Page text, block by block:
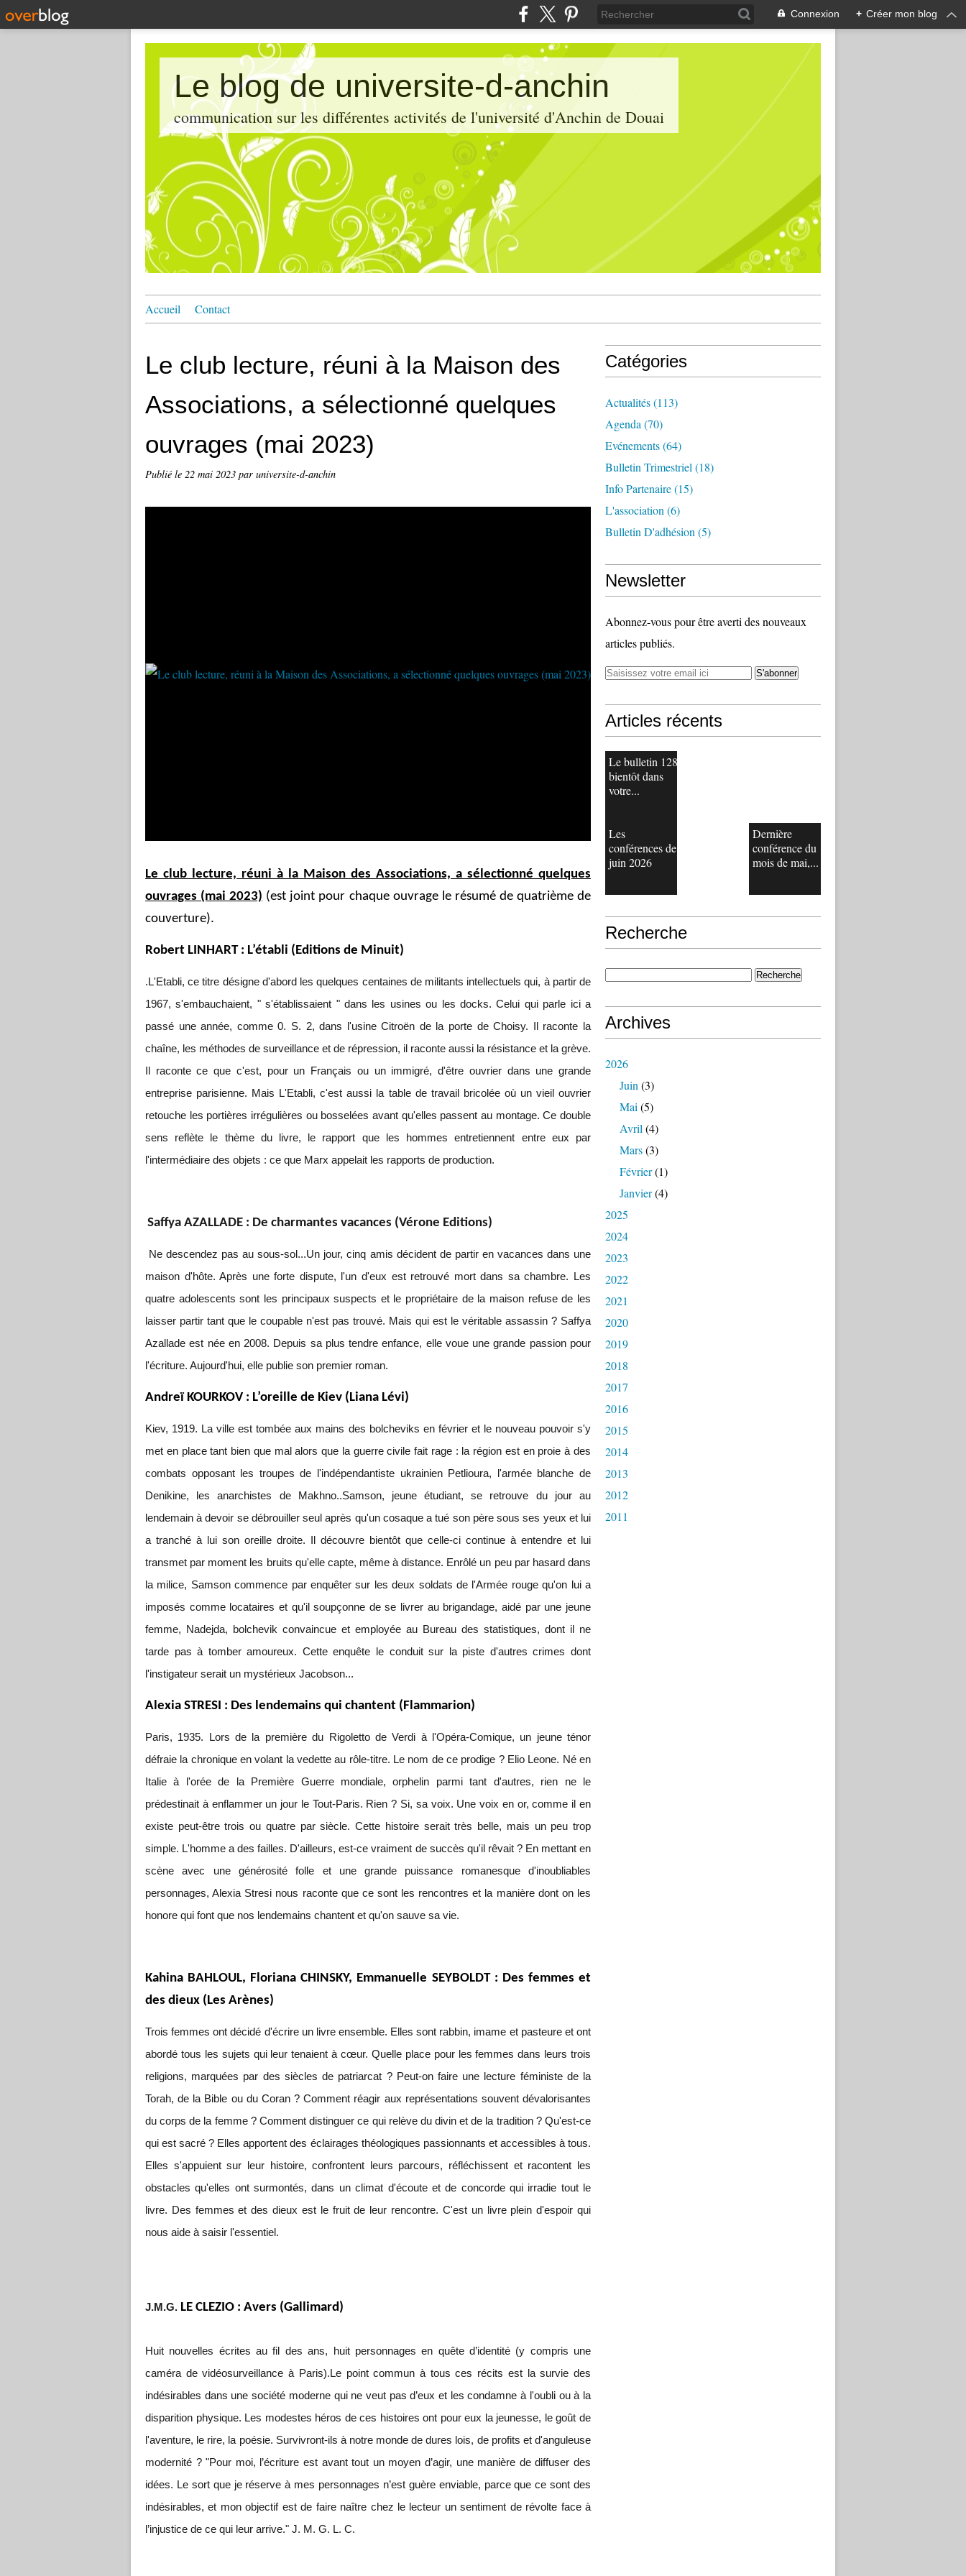
Connexion + Créer mon blog
Le blog de universite-d-anchin
communication sur les différentes activités de l'université d'Anchin de Douai
Accueil Contact
Le club lecture, réuni à la Maison des
Associations, a sélectionné quelques
ouvrages (mai 2023)
Publié le 22 mai 2023 par universite-d-anchin
Le club lecture, réuni à la Maison des Associations, a sélectionné quelques
ouvrages (mai 2023) (est joint pour chaque ouvrage le résumé de quatrième de
couverture).
Robert LINHART : L’établi (Editions de Minuit)
. L'Etabli, ce titre désigne d'abord les quelques centaines de militants intellectuels qui, à partir de
1967, s'embauchaient, " s'établissaient " dans les usines ou les docks. Celui qui parle ici a
passé une année, comme 0. S. 2, dans l'usine Citroën de la porte de Choisy. Il raconte la
chaîne, les méthodes de surveillance et de répression, il raconte aussi la résistance et la grève.
Il raconte ce que c'est, pour un Français ou un immigré, d'être ouvrier dans une grande
entreprise parisienne. Mais L'Etabli, c'est aussi la table de travail bricolée où un vieil ouvrier
retouche les portières irrégulières ou bosselées avant qu'elles passent au montage. Ce double
sens reflète le thème du livre, le rapport que les hommes entretiennent entre eux par
l'intermédiaire des objets : ce que Marx appelait les rapports de production.
Saffya AZALLADE : De charmantes vacances (Vérone Editions)
Ne descendez pas au sous-sol...Un jour, cinq amis décident de partir en vacances dans une
maison d'hôte. Après une forte dispute, l'un d'eux est retrouvé mort dans sa chambre. Les
quatre adolescents sont les principaux suspects et le propriétaire de la maison refuse de les
laisser partir tant que le coupable n'est pas trouvé. Mais qui est le véritable assassin ? Saffya
Azallade est née en 2008. Depuis sa plus tendre enfance, elle voue une grande passion pour
l'écriture. Aujourd'hui, elle publie son premier roman.
Andreï KOURKOV : L’oreille de Kiev (Liana Lévi)
Kiev, 1919. La ville est tombée aux mains des bolcheviks en février et le nouveau pouvoir s'y
met en place tant bien que mal alors que la guerre civile fait rage : la région est en proie à des
combats opposant les troupes de l'indépendantiste ukrainien Petlioura, l'armée blanche de
Denikine, les anarchistes de Makhno..Samson, jeune étudiant, se retrouve du jour au
lendemain à devoir se débrouiller seul après qu'un cosaque a tué son père sous ses yeux et lui
a tranché à lui son oreille droite. Il découvre bientôt que celle-ci continue à entendre et lui
transmet par moment les bruits qu'elle capte, même à distance. Enrôlé un peu par hasard dans
la milice, Samson commence par enquêter sur les deux soldats de l'Armée rouge qu'on lui a
imposés comme locataires et qu'il soupçonne de se livrer au brigandage, aidé par une jeune
femme, Nadejda, bolchevik convaincue et employée au Bureau des statistiques, dont il ne
tarde pas à tomber amoureux. Cette enquête le conduit sur la piste d'autres crimes dont
l'instigateur serait un mystérieux Jacobson...
Alexia STRESI : Des lendemains qui chantent (Flammarion)
Paris, 1935. Lors de la première du Rigoletto de Verdi à l'Opéra-Comique, un jeune ténor
défraie la chronique en volant la vedette au rôle-titre. Le nom de ce prodige ? Elio Leone. Né en
Italie à l'orée de la Première Guerre mondiale, orphelin parmi tant d'autres, rien ne le
prédestinait à enflammer un jour le Tout-Paris. Rien ? Si, sa voix. Une voix en or, comme il en
existe peut-être trois ou quatre par siècle. Cette histoire serait très belle, mais un peu trop
simple. L'homme a des failles. D'ailleurs, est-ce vraiment de succès qu'il rêvait ? En mettant en
scène avec une générosité folle et une grande puissance romanesque d'inoubliables
personnages, Alexia Stresi nous raconte que ce sont les rencontres et la manière dont on les
honore qui font que nos lendemains chantent et qu'on sauve sa vie.
Kahina BAHLOUL, Floriana CHINSKY, Emmanuelle SEYBOLDT : Des femmes et
des dieux (Les Arènes)
Trois femmes ont décidé d'écrire un livre ensemble. Elles sont rabbin, imame et pasteure et ont
abordé tous les sujets qui leur tenaient à cœur. Quelle place pour les femmes dans leurs trois
religions, marquées par des siècles de patriarcat ? Peut-on faire une lecture féministe de la
Torah, de la Bible ou du Coran ? Comment réagir aux représentations souvent dévalorisantes
du corps de la femme ? Comment distinguer ce qui relève du divin et de la tradition ? Qu'est-ce
qui est sacré ? Elles apportent des éclairages théologiques passionnants et accessibles à tous.
Elles s'appuient sur leur histoire, confrontent leurs parcours, réfléchissent et racontent les
obstacles qu'elles ont surmontés, dans un climat d'écoute et de concorde qui irradie tout le
livre. Des femmes et des dieux est le fruit de leur rencontre. C'est un livre plein d'espoir qui
nous aide à saisir l'essentiel.
J.M.G. LE CLEZIO : Avers (Gallimard)
Huit nouvelles écrites au fil des ans, huit personnages en quête d’identité (y compris une
caméra de vidéosurveillance à Paris).Le point commun à tous ces récits est la survie des
indésirables dans une société moderne qui ne veut pas d’eux et les condamne à l'oubli ou à la
disparition physique. Les modestes héros de ces histoires ont pour eux la jeunesse, le goût de
l'aventure, le rire, la poésie. Survivront-ils à notre monde de dures lois, de profits et d'anguleuse
modernité ? "Pour moi, l’écriture est avant tout un moyen d’agir, une manière de diffuser des
idées. Le sort que je réserve à mes personnages n’est guère enviable, parce que ce sont des
indésirables, et mon objectif est de faire naître chez le lecteur un sentiment de révolte face à
l’injustice de ce qui leur arrive." J. M. G. L. C.
Catégories
Actualités(113)
Agenda (70)
Evénements(64)
Bulletin Trimestriel (18)
Info Partenaire(15)
L'association (6)
Bulletin D'adhésion (5)
Newsletter
Abonnez-vous pour être averti des nouveaux
articles publiés.
Articles récents
Le bulletin 128
bientôt dans
votre...
Les
conférences de
juin 2026
Dernière
conférence du
mois de mai,...
Recherche
Archives
2026
Juin (3)
Mai (5)
Avril (4)
Mars(3)
Février(1)
Janvier(4)
2025
2024
2023
2022
2021
2020
2019
2018
2017
2016
2015
2014
2013
2012
2011